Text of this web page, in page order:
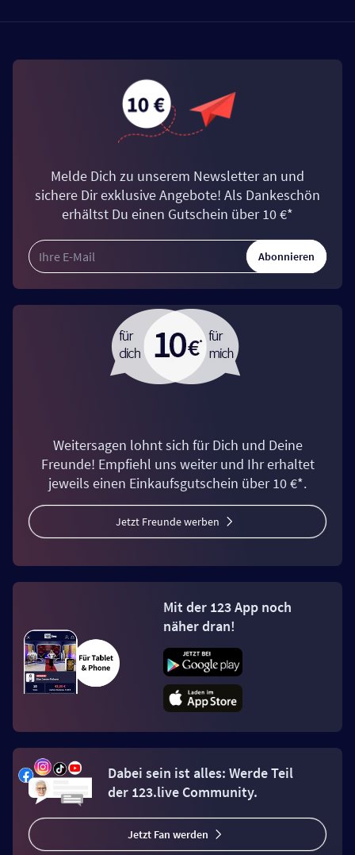
Melde Dich zu unserem Newsletter an und
sichere Dir exklusive Angebote! Als Dankeschön
erhältst Du einen Gutschein über 10 €*
Abonnieren
Weitersagen lohnt sich für Dich und Deine
Freunde! Empfiehl uns weiter und Ihr erhaltet
jeweils einen Einkaufsgutschein über 10 €*.
Jetzt Freunde werben
Mit der 123 App noch
näher dran!
Dabei sein ist alles: Werde Teil
der 123.live Community.
Jetzt Fan werden